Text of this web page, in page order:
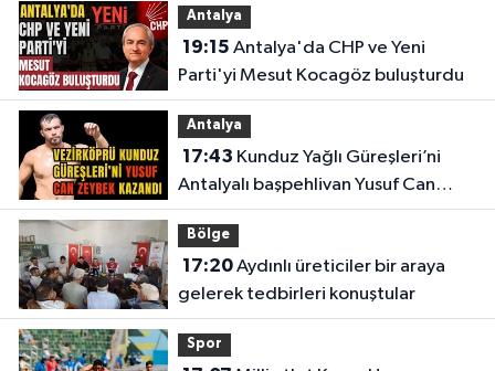
Antalya
19:15
Parti'yi Mesut Kocagöz buluşturdu
Antalya
17:43
Antalyalı başpehlivan Yusuf Can
Zeybek kazandı
Bölge
17:20Aydınlı üreticiler bir araya
gelerek tedbirleri konuştular
Spor